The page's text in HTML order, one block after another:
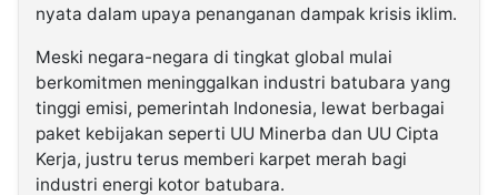
nyata dalam upaya penanganan dampak krisis iklim.
Meski negara-negara di tingkat global mulai
berkomitmen meninggalkan industri batubara yang
tinggi emisi, pemerintah Indonesia, lewat berbagai
paket kebijakan seperti UU Minerba dan UU Cipta
Kerja, justru terus memberi karpet merah bagi
industri energi kotor batubara.